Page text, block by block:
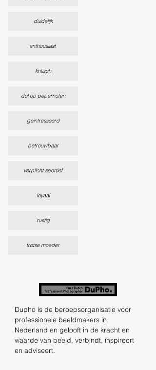
duidelijk
enthousiast
kritisch
dol op pepernoten
geintresseerd
betrouwbaar
verplicht sportief
loyaal
rustig
trotse moeder
Dupho is de beroepsorganisatie voor
professionele beeldmakers in
Nederland en gelooft in de kracht en
waarde van beeld, verbindt, inspireert
en adviseert.